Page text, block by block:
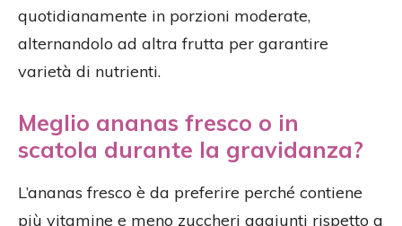
quotidianamente in porzioni moderate,
alternandolo ad altra frutta per garantire
varietà di nutrienti.
Meglio ananas fresco o in
scatola durante la gravidanza?
L’ananas fresco è da preferire perché contiene
più vitamine e meno zuccheri aggiunti rispetto a